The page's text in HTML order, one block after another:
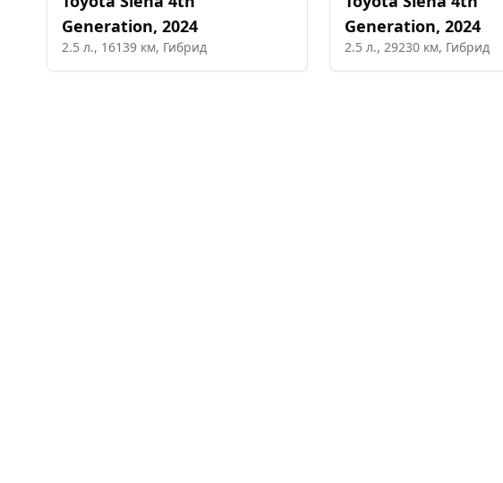
Generation, 2024
2.5 л., 16139 км, Гибрид
Generation, 2024
2.5 л., 29230 км, Гибрид